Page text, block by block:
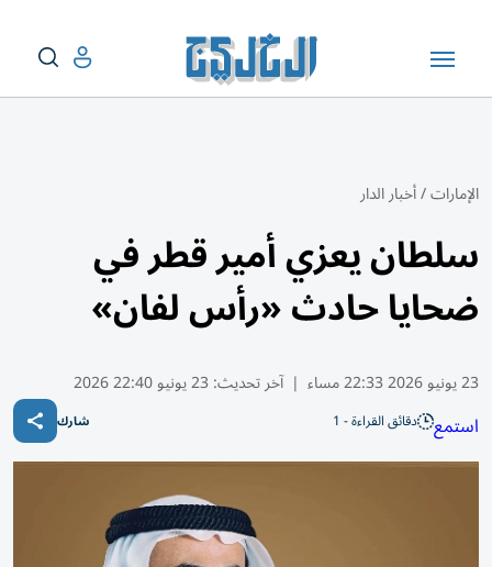
الإمارات/أخبار الدار
سلطان يعزي أمير قطر في
ضحايا حادث «رأس لفان»
23 يونيو 2026 22:33 مساء | آخر تحديث: 23 يونيو 22:40 2026
استمع دقائق القراءة - 1 شارك